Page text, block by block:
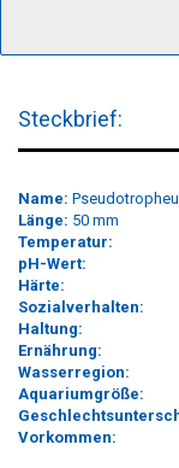
Steckbrief:
Name:
Länge: 50 mm
Temperatur:
pH-Wert:
Härte:
Sozialverhalten:
Haltung:
Ernährung:
Wasserregion:
Aquariumgröße:
Vorkommen: